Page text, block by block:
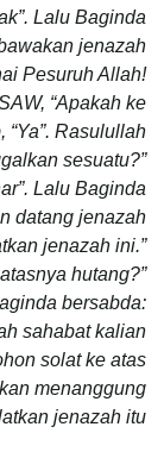
Lalu Baginda
jenazah
Pesuruh Allah!
“Apakah ke
“Ya”. Rasulullah
sesuatu?”
Lalu Baginda
datang jenazah
jenazah ini.”
hutang?”
bersabda:
sahabat kalian
solat ke atas
menanggung
jenazah itu.”